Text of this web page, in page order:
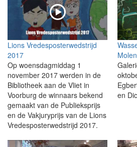
Lions Vredesposterwedstrijd
2017
Op woensdagmiddag 1
november 2017 werden in de
Bibliotheek aan de Vliet in
Voorburg de winnaars bekend
gemaakt van de Publieksprijs
en de Vakjuryprijs van de Lions
Vredesposterwedstrijd 2017.
Molen
en